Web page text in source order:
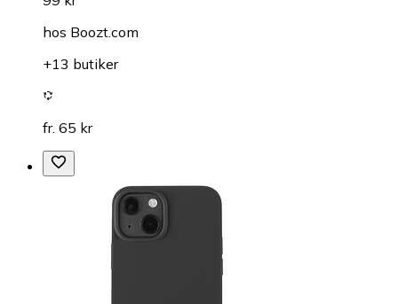
hos Boozt.com
+13 butiker
fr. 65 kr